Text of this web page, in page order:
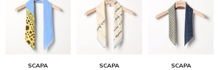
SCAPA SCAPA SCAPA